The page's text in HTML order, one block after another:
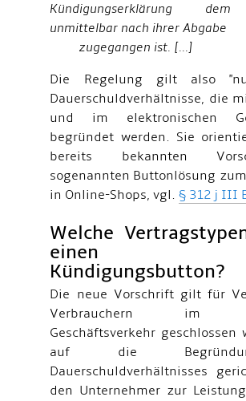
Kündigungserklärung
unmittelbar nach ihrer Abgabe
zugegangen ist. [...]
Die Regelung gilt also
Dauerschuldverhältnisse, die
und im elektronischen
begründet werden. Sie
bereits bekannten
sogenannten Buttonlösung
in Online-Shops, vgl.§ 312 j III
Welche
einen
Kündigungsbutton?
Die neue Vorschrift gilt für
Verbrauchern im
Geschäftsverkehr
auf die
Dauerschuldverhältnisses
den Unternehmer zur